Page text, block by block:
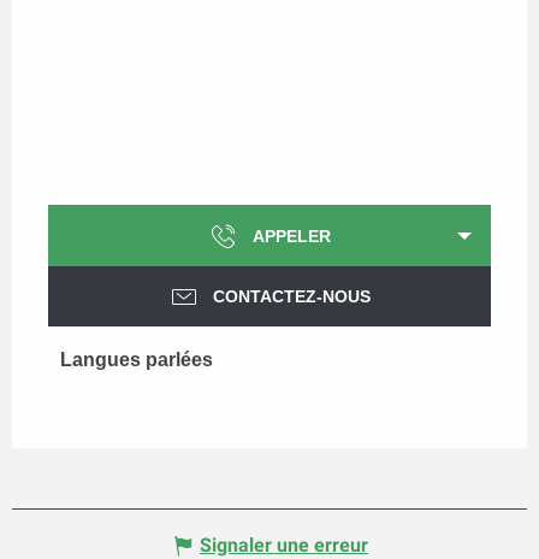
APPELER
CONTACTEZ-NOUS
Langues parlées
Langues parlées
Signaler une erreur